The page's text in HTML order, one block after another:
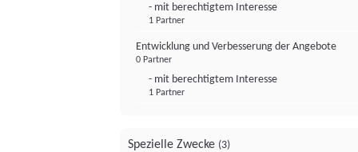
- mit berechtigtem Interesse
1 Partner
Entwicklung und Verbesserung der Angebote
0 Partner
- mit berechtigtem Interesse
1 Partner
Spezielle Zwecke (3)